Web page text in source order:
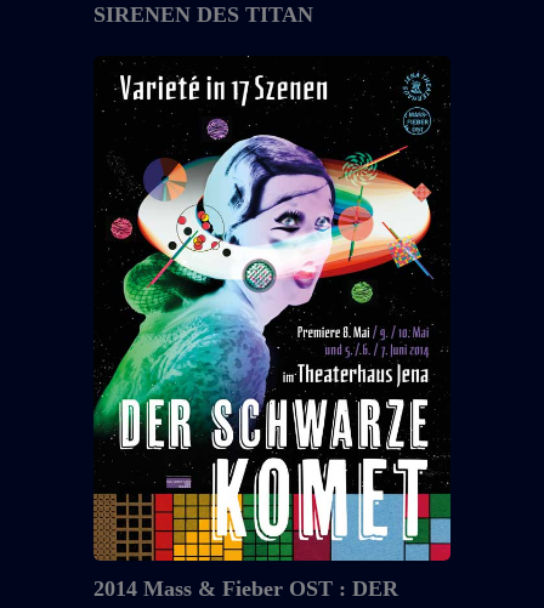
SIRENEN DES TITAN
2014
Mass
Fieber
OST
:
DER
SCHWARZE
KOMET
2014 Mass & Fieber OST : DER